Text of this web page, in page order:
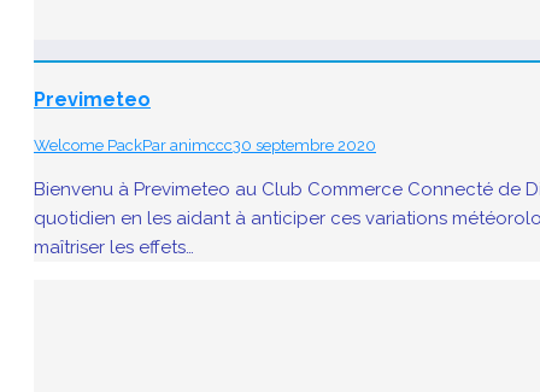
Previmeteo
Welcome PackPar animccc30 septembre 2020
Bienvenu à Previmeteo au Club Commerce Connecté de
quotidien en les aidant à anticiper ces variations
maîtriser les effets…